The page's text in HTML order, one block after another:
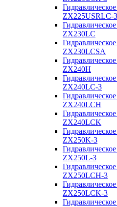
ZX225USRLC-3
ZX230LC
ZX230LCSA
ZX240H
ZX240LC-3
ZX240LCH
ZX240LCK
ZX250K-3
ZX250L-3
ZX250LCH-3
ZX250LCK-3